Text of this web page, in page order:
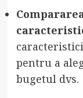
pentru a
bugetul dvs.